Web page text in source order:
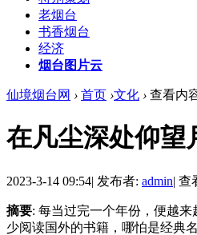
老烟台
书香烟台
经济
烟台图片云
仙境烟台网 › 首页 ›文化 › 查看内
在凡尘深处仰
2023-3-14 09:54| 发布者: admin| 查
摘要: 每当过完一个年份，便越
少阅读国外的书籍，哪怕是经典